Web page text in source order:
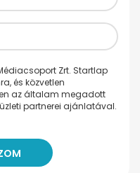
Zrt. Startlap
és közvetlen
az általam megadott
partnerei ajánlatával.